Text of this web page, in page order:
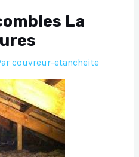
La
couvreur-etancheite